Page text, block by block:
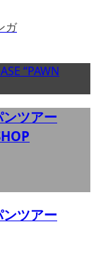
ガ
ツアー
ツアー